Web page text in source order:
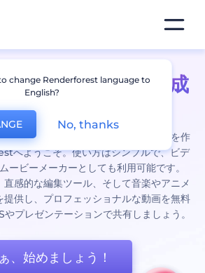
ショナルな動画作成
を簡単に
替として、誰でも簡単に高品質な動画を作
へようこそ。使い方はシンプルで、ビデ
ービーメーカーとしても利用可能です。
感的な編集ツール、そして音楽やアニメ
提供し、プロフェッショナルな動画を無料
プレゼンテーションで共有しましょう。
、始めましょう！
change Renderforest language to
English?
No, thanks